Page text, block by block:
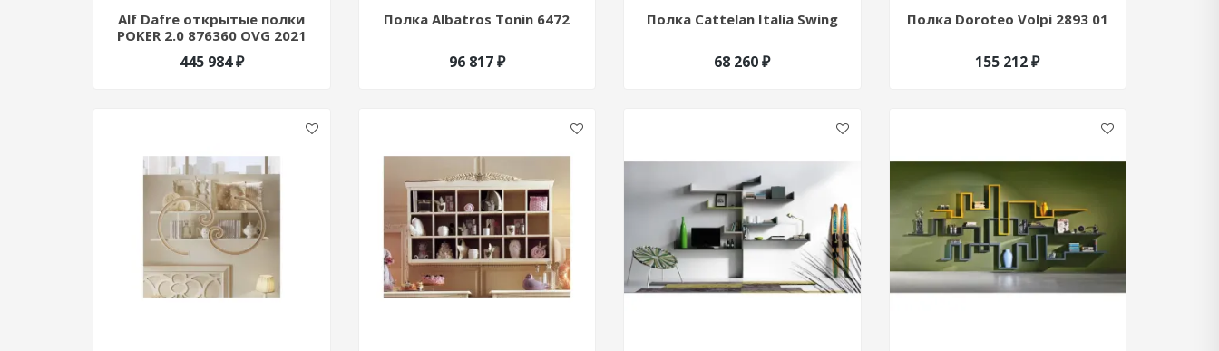
Alf Dafre открытые полки
POKER 2.0 876360 OVG 2021
445 984 ₽
Полка Albatros Tonin 6472
96 817 ₽
Полка Cattelan Italia Swing
68 260 ₽
Полка Doroteo Volpi 2893 01
155 212 ₽